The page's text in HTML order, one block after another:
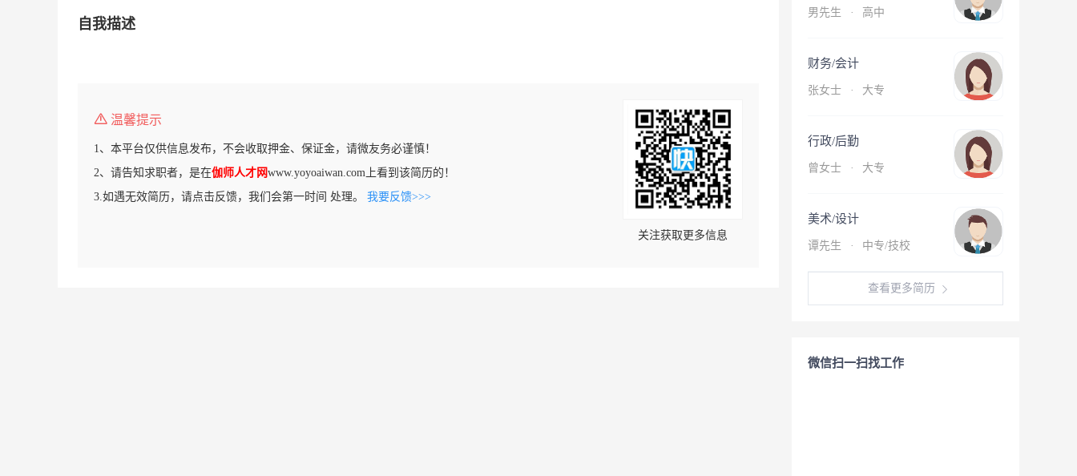
自我描述
温馨提示
1、本平台仅供信息发布，不会收取押金、保证金，请微友务必谨慎！
2、请告知求职者，是在伽师人才网www.yoyoaiwan.com上看到该简历的！
3.如遇无效简历，请点击反馈，我们会第一时间 处理。 我要反馈>>>
关注获取更多信息
男先生 · 高中
财务/会计
张女士 · 大专
行政/后勤
曾女士 · 大专
美术/设计
谭先生 · 中专/技校
查看更多简历
微信扫一扫找工作